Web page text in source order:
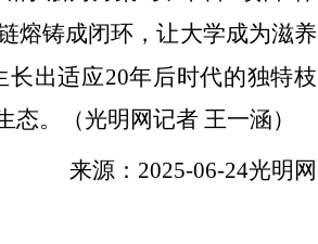
熔铸成闭环，让大学成为滋养
出适应20年后时代的独特枝
。（光明网记者 王一涵）
来源： 2025-06-24光明网